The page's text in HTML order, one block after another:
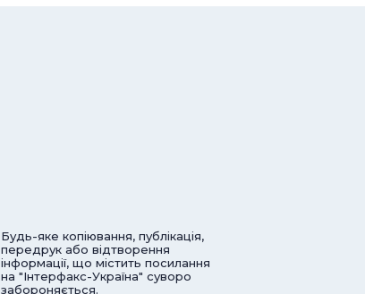
Будь-яке копіювання, публікація,
передрук або відтворення
інформації, що містить посилання
на "Інтерфакс-Україна" суворо
забороняється.